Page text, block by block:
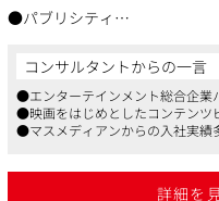
●パブリシティ
り込み・折衝
・キャストやスタッフの取材
・各メディア向けイベント（
など）の企画・実施
・Web・SNSプロモーション
コンサルタントからの一言
●エンターテインメント総合企業
●映画をはじめとしたコンテンツ
●マスメディアンからの入社実績
詳細を